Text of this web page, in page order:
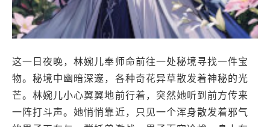
这一日夜晚，林婉儿奉师命前往一处秘境寻找一件宝
物。秘境中幽暗深邃，各种奇花异草散发着神秘的光
芒。林婉儿小心翼翼地前行着，突然她听到前方传来
一阵打斗声。她悄悄靠近，只见一个浑身散发着邪气